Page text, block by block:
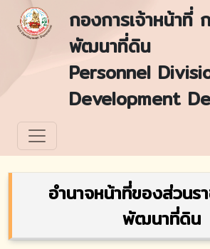
กองการเจ้าหน้าที่
พัฒนาที่ดิน
Personnel
Development
อำนาจหน้าที่ของส่วนร
พัฒนาที่ดิน